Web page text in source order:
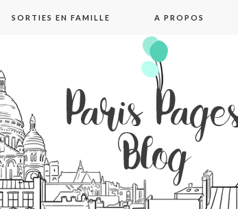
SORTIES EN FAMILLE A PROPOS
blog